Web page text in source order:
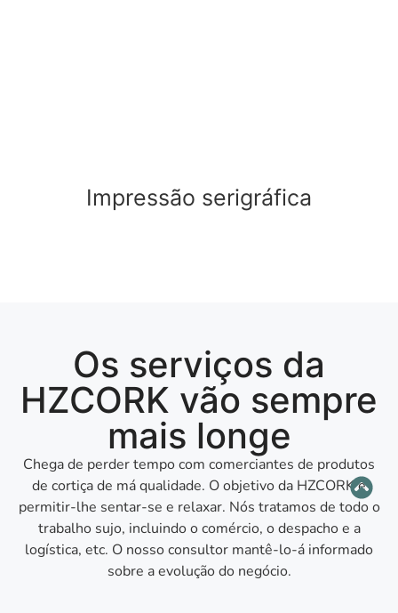
Impressão serigráfica
Os serviços da
HZCORK vão sempre
mais longe
Chega de perder tempo com comerciantes de produtos
de cortiça de má qualidade. O objetivo da HZCORK é
permitir-lhe sentar-se e relaxar. Nós tratamos de todo o
trabalho sujo, incluindo o comércio, o despacho e a
logística, etc. O nosso consultor mantê-lo-á informado
sobre a evolução do negócio.